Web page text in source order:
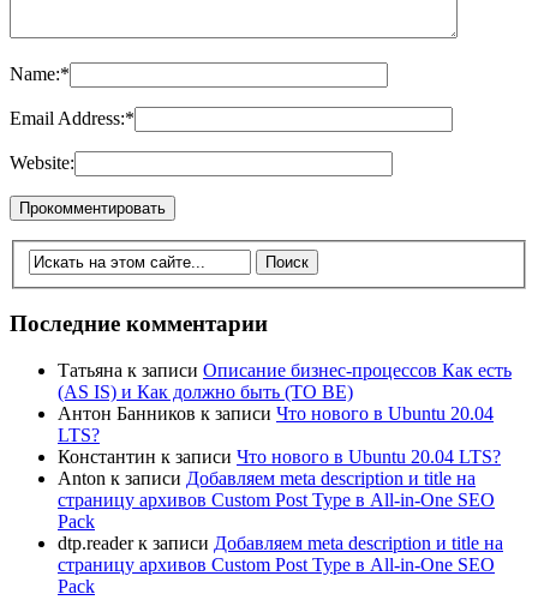
Name:*
Email Address:*
Website:
Последние комментарии
Татьяна к записи Описание бизнес-процессов Как есть
(AS IS) и Как должно быть (TO BE)
Антон Банников к записи Что нового в Ubuntu 20.04
LTS?
Константин к записи Что нового в Ubuntu 20.04 LTS?
Anton к записи Добавляем meta description и title на
страницу архивов Custom Post Type в All-in-One SEO
Pack
dtp.readerк записи Добавляем meta description и title на
страницу архивов Custom Post Type в All-in-One SEO
Pack